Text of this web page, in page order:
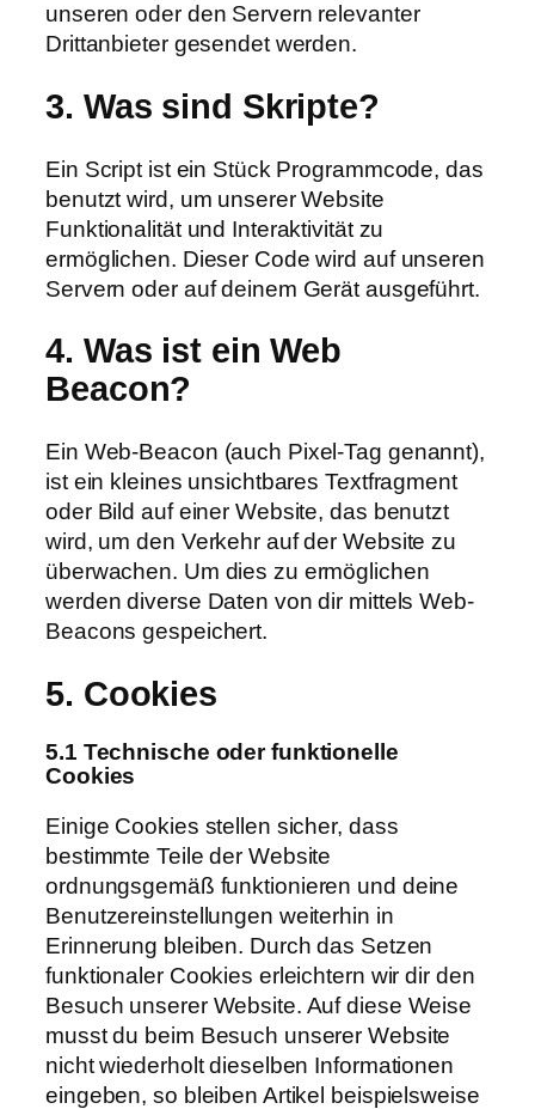
unseren oder den Servern relevanter
Drittanbieter gesendet werden.
3. Was sind Skripte?
Ein Script ist ein Stück Programmcode, das
benutzt wird, um unserer Website
Funktionalität und Interaktivität zu
ermöglichen. Dieser Code wird auf unseren
Servern oder auf deinem Gerät ausgeführt.
4. Was ist ein Web
Beacon?
Ein Web-Beacon (auch Pixel-Tag genannt),
ist ein kleines unsichtbares Textfragment
oder Bild auf einer Website, das benutzt
wird, um den Verkehr auf der Website zu
überwachen. Um dies zu ermöglichen
werden diverse Daten von dir mittels Web-
Beacons gespeichert.
5. Cookies
5.1 Technische oder funktionelle
Cookies
Einige Cookies stellen sicher, dass
bestimmte Teile der Website
ordnungsgemäß funktionieren und deine
Benutzereinstellungen weiterhin in
Erinnerung bleiben. Durch das Setzen
funktionaler Cookies erleichtern wir dir den
Besuch unserer Website. Auf diese Weise
musst du beim Besuch unserer Website
nicht wiederholt dieselben Informationen
eingeben, so bleiben Artikel beispielsweise